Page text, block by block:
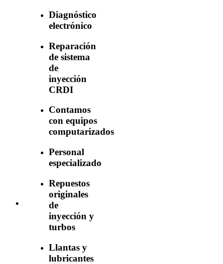
Diagnóstico
electrónico
Reparación
de sistema
de
inyección
CRDI
Contamos
con equipos
computarizados
Personal
especializado
Repuestos
originales
de
inyección y
turbos
Llantas y
lubricantes